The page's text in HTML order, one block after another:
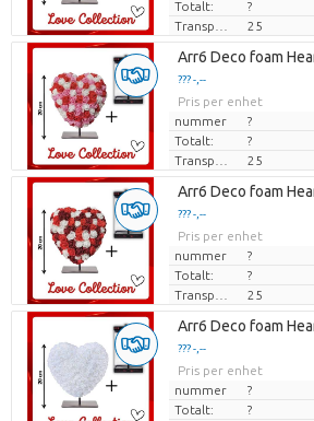
Totalt: ?
25
Arr6 Deco foam
??? -,--
Pris per enhet
nummer
?
Totalt:
?
25
Arr6 Deco foam
??? -,--
Pris per enhet
nummer
?
Totalt:
?
25
Arr6 Deco foam
??? -,--
Pris per enhet
nummer
?
Totalt:
?